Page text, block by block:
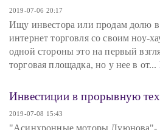
2019-07-06 20:17
Ищу инвестора или продам долю в
интернет торговля со своим ноу-
одной стороны это на первый
торговая площадка, но у нее в от...
Инвестиции в прорывную
2019-07-08 15:43
"Асинхронные моторы Дуюнова"-